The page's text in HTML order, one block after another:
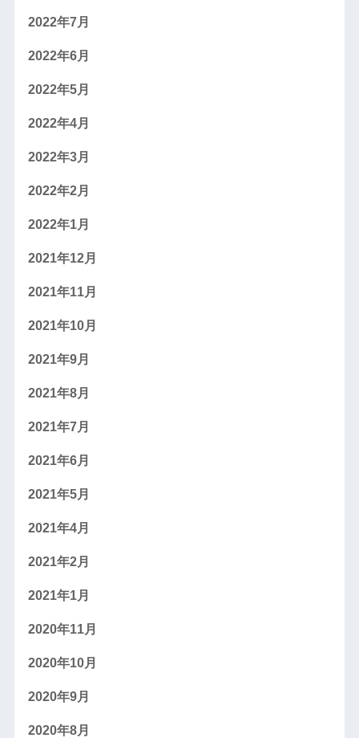
2022年7月
2022年6月
2022年5月
2022年4月
2022年3月
2022年2月
2022年1月
2021年12月
2021年11月
2021年10月
2021年9月
2021年8月
2021年7月
2021年6月
2021年5月
2021年4月
2021年2月
2021年1月
2020年11月
2020年10月
2020年9月
2020年8月